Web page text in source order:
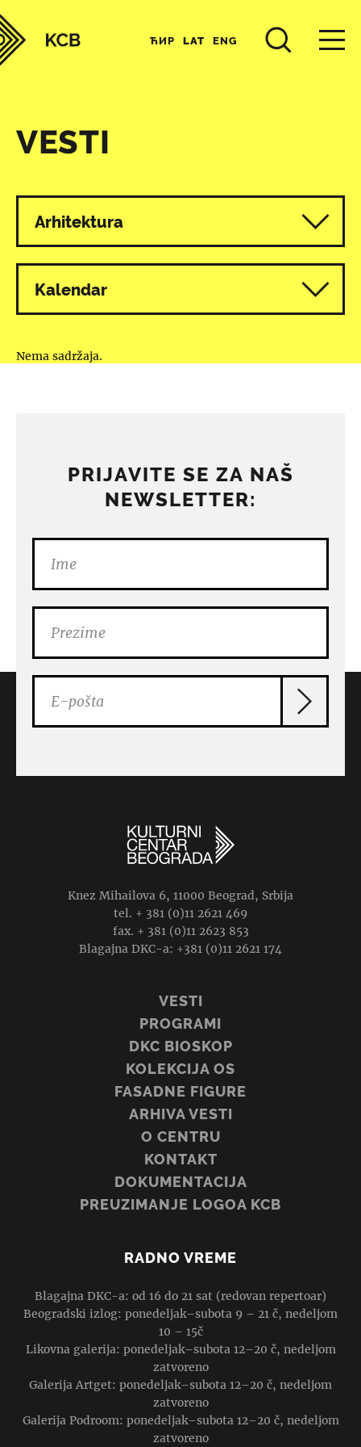
ЋИР LAT ENG
VESTI
Svi programi
Arhitektura
Kalendar
Nema sadržaja.
PRIJAVITE SE ZA NAŠ
NEWSLETTER:
Knez Mihailova 6, 11000 Beograd, Srbija
tel. + 381 (0)11 2621 469
fax. + 381 (0)11 2623 853
Blagajna DKC-a: +381 (0)11 2621 174
VESTI
PROGRAMI
DKC BIOSKOP
KOLEKCIJA OS
FASADNE FIGURE
ARHIVA VESTI
O CENTRU
KONTAKT
DOKUMENTACIJA
PREUZIMANJE LOGOA KCB
RADNO VREME
Blagajna DKC-a: od 16 do 21 sat (redovan repertoar)
Beogradski izlog: ponedeljak–subota 9 – 21 č, nedeljom
10 – 15č
Likovna galerija: ponedeljak–subota 12–20 č, nedeljom
zatvoreno
Galerija Artget: ponedeljak–subota 12–20 č, nedeljom
zatvoreno
Galerija Podroom: ponedeljak–subota 12–20 č, nedeljom
zatvoreno